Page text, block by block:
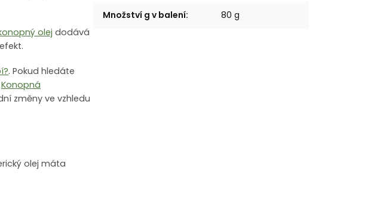
olej dodává
. Pokud hledáte
Konopná
změny ve vzhledu
olej máta
Množství g v balení: 80 g